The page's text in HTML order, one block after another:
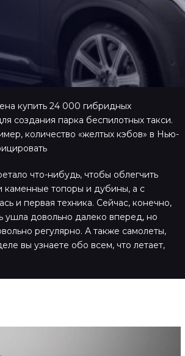
купить 24 000 гибридных
создания парка беспилотных такси.
количество «желтых кэбов» в Нью-
что-нибудь, чтобы облегчить
каменные топоры и дубины, а с
и первая техника. Сейчас, конечно,
ушла довольно далеко вперед, но
регулярно. А также самолеты,
вы узнаете обо всем, что летает,